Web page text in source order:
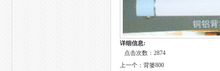
详细信息:
点击次数：2874
上一个： 背篓800